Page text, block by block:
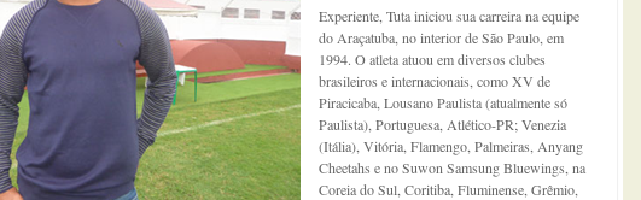
Experiente, Tuta iniciou sua carreira na equipe
do Araçatuba, no interior de São Paulo, em
1994. O atleta atuou em diversos clubes
brasileiros e internacionais, como XV de
Piracicaba, Lousano Paulista (atualmente só
Paulista), Portuguesa, Atlético-PR; Venezia
(Itália), Vitória, Flamengo, Palmeiras, Anyang
Cheetahs e no Suwon Samsung Bluewings, na
Coreia do Sul, Coritiba, Fluminense, Grêmio,